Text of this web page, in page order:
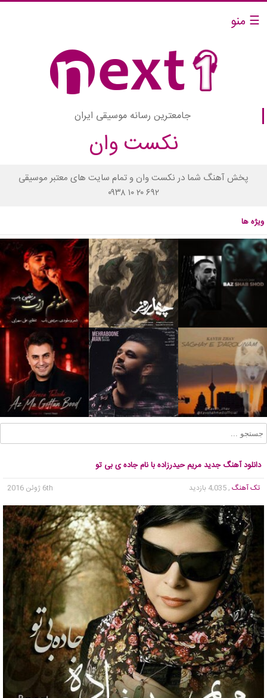
☰ منو
جامعترین رسانه موسیقی ایران
نکست وان
پخش آهنگ شما در نکست وان و تمام سایت های معتبر موسیقی
۰۹۳۸ ۱۰ ۲۰ ۶۹۲
ویژه ها
دانلود آهنگ جدید مریم حیدرزاده با نام جاده ی بی تو
تک آهنگ , 4,035 بازدید 6th ژوئن 2016